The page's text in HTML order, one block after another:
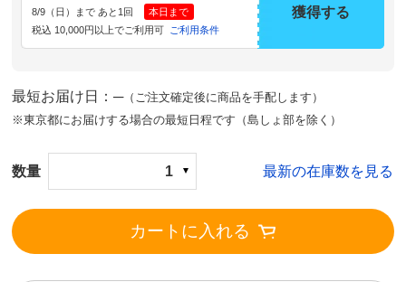
8/9（日）まで あと1回
本日まで
税込 10,000円以上でご利用可 ご利用条件
獲得する
最短お届け日：─（ご注文確定後に商品を手配します）
※東京都にお届けする場合の最短日程です（島しょ部を除く）
数量 1 最新の在庫数を見る
カートに入れる